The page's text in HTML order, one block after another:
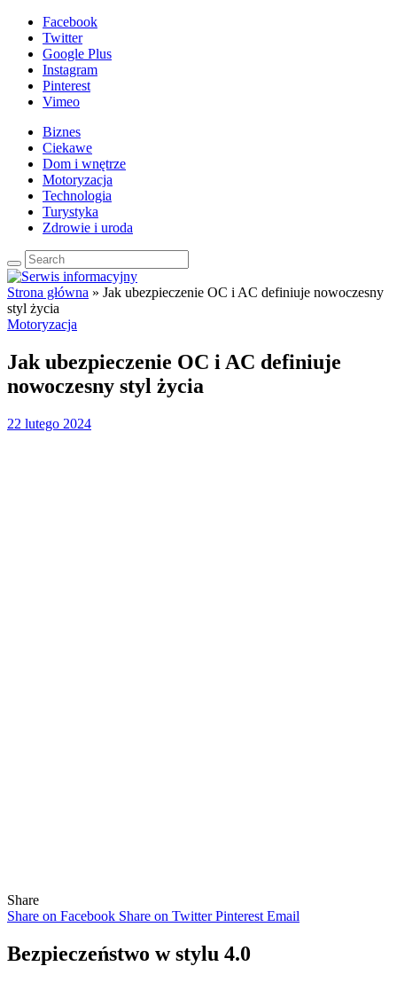
Facebook
Twitter
Google Plus
Instagram
Pinterest
Vimeo
Biznes
Ciekawe
Dom i wnętrze
Motoryzacja
Technologia
Turystyka
Zdrowie i uroda
Strona główna » Jak ubezpieczenie OC i AC definiuje nowoczesny
styl życia
Motoryzacja
Jak ubezpieczenie OC i AC definiuje
nowoczesny styl życia
22 lutego 2024
Share
Share on Facebook Share on Twitter Pinterest Email
Bezpieczeństwo w stylu 4.0